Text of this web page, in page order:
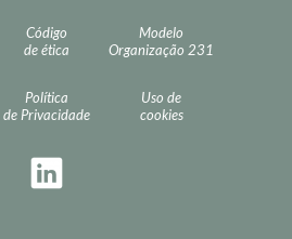
Código
de ética
Modelo
Organização 231
Política
de Privacidade
Uso de
cookies